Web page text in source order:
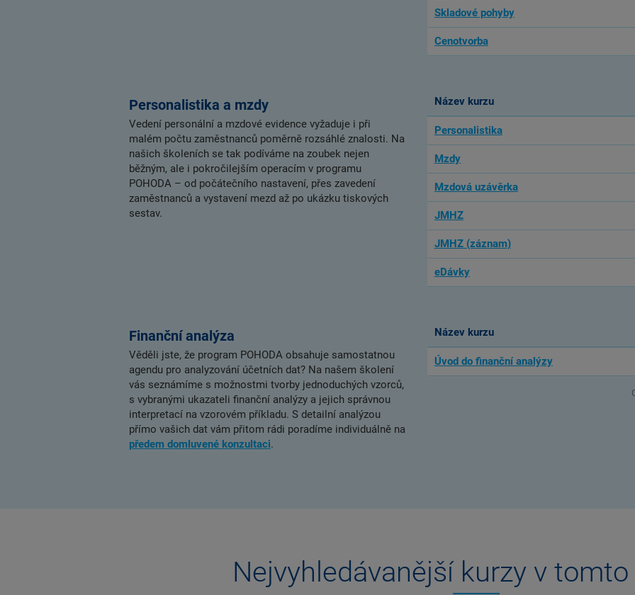
Skladové pohyby
Cenotvorba
Personalistika a mzdy
Vedení personální a mzdové evidence vyžaduje i při
malém počtu zaměstnanců poměrně rozsáhlé znalosti. Na
našich školeních se tak podíváme na zoubek nejen
běžným, ale i pokročilejším operacím v programu
POHODA – od počátečního nastavení, přes zavedení
zaměstnanců a vystavení mezd až po ukázku tiskových
sestav.
Název kurzu
Personalistika
Mzdy
Mzdová uzávěrka
JMHZ
JMHZ (záznam)
eDávky
Finanční analýza
Věděli jste, že program POHODA obsahuje samostatnou
agendu pro analyzování účetních dat? Na našem školení
vás seznámíme s možnostmi tvorby jednoduchých vzorců,
s vybranými ukazateli finanční analýzy a jejich správnou
interpretací na vzorovém příkladu. S detailní analýzou
přímo vašich dat vám přitom rádi poradíme individuálně na
předem domluvené konzultaci.
Název kurzu
Úvod do finanční analýzy
Nejvyhledávanější kurzy v